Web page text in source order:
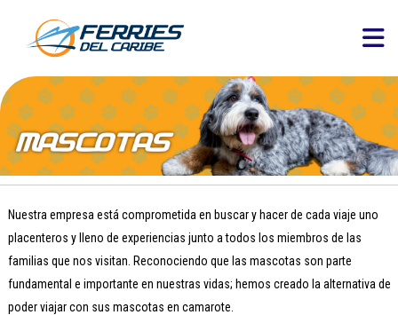
Nuestra empresa está comprometida en buscar y hacer de cada viaje uno
placenteros y lleno de experiencias junto a todos los miembros de las
familias que nos visitan. Reconociendo que las mascotas son parte
fundamental e importante en nuestras vidas; hemos creado la alternativa de
poder viajar con sus mascotas en camarote.